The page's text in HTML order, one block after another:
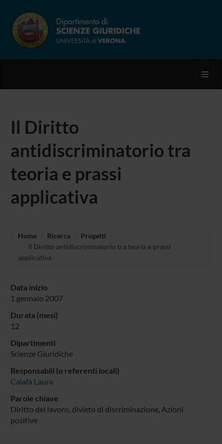
Il Diritto
antidiscriminatorio tra
teoria e prassi
applicativa
Home Ricerca
Progetti
Il Diritto antidiscriminatorio tra teoria e prassi
applicativa
Data inizio
1 gennaio 2007
Durata (mesi)
12
Dipartimenti
Scienze Giuridiche
Responsabili (o referenti locali)
Calafà Laura
Parole chiave
Diritto del lavoro, divieto di discriminazione, Azioni
positive